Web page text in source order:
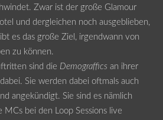
Zwar ist der große Glamour
und dergleichen noch ausgeblieben,
es das große Ziel, irgendwann von
zu können.
sind die Demograffics an ihrer
Sie werden dabei oftmals auch
angekündigt. Sie sind es nämlich
MCs bei den Loop Sessions live